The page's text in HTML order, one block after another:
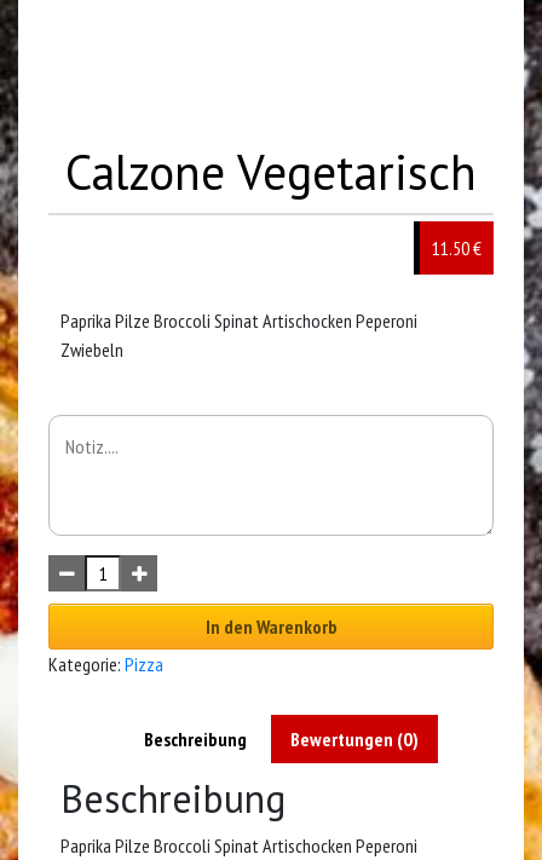
Calzone Vegetarisch
11.50 €
Paprika Pilze Broccoli Spinat Artischocken Peperoni
Zwiebeln
In den Warenkorb
Kategorie: Pizza
Beschreibung Bewertungen (0)
Beschreibung
Paprika Pilze Broccoli Spinat Artischocken Peperoni